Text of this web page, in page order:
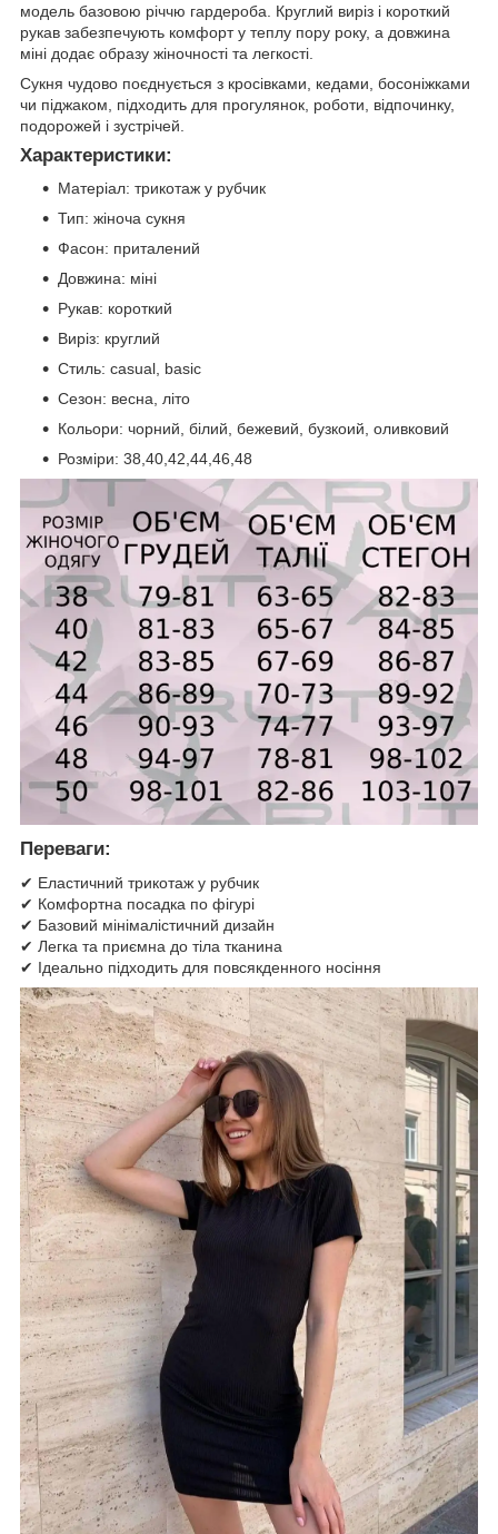
модель базовою річчю гардероба. Круглий виріз і короткий
рукав забезпечують комфорт у теплу пору року, а довжина
міні додає образу жіночності та легкості.
Сукня чудово поєднується з кросівками, кедами, босоніжками
чи піджаком, підходить для прогулянок, роботи, відпочинку,
подорожей і зустрічей.
Характеристики:
Матеріал: трикотаж у рубчик
Тип: жіноча сукня
Фасон: приталений
Довжина: міні
Рукав: короткий
Виріз: круглий
Стиль: casual, basic
Сезон: весна, літо
Кольори: чорний, білий, бежевий, бузкоий, оливковий
Розміри: 38,40,42,44,46,48
Переваги:
✔ Еластичний трикотаж у рубчик
✔ Комфортна посадка по фігурі
✔ Базовий мінімалістичний дизайн
✔ Легка та приємна до тіла тканина
✔ Ідеально підходить для повсякденного носіння